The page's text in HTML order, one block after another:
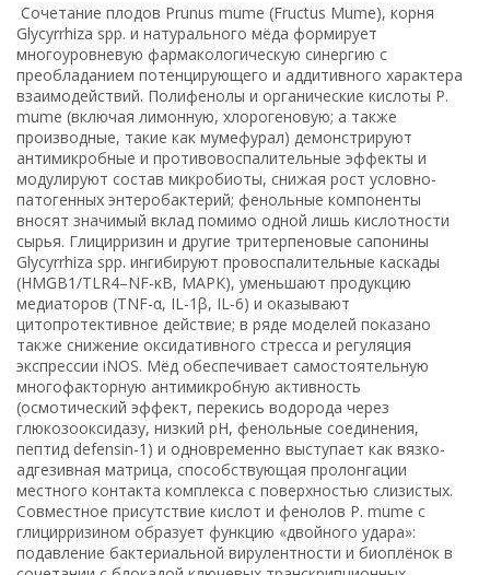
Сочетание плодов Prunus mume (Fructus Mume), корня
Glycyrrhiza spp. и натурального мёда формирует
многоуровневую фармакологическую синергию с
преобладанием потенцирующего и аддитивного характера
взаимодействий. Полифенолы и органические кислоты P.
mume (включая лимонную, хлорогеновую; а также
производные, такие как мумефурал) демонстрируют
антимикробные и противовоспалительные эффекты и
модулируют состав микробиоты, снижая рост условно-
патогенных энтеробактерий; фенольные компоненты
вносят значимый вклад помимо одной лишь кислотности
сырья. Глицирризин и другие тритерпеновые сапонины
Glycyrrhiza spp. ингибируют провоспалительные каскады
(HMGB1/TLR4–NF-κB, MAPK), уменьшают продукцию
медиаторов (TNF-α, IL-1β, IL-6) и оказывают
цитопротективное действие; в ряде моделей показано
также снижение оксидативного стресса и регуляция
экспрессии iNOS. Мёд обеспечивает самостоятельную
многофакторную антимикробную активность
(осмотический эффект, перекись водорода через
глюкозооксидазу, низкий pH, фенольные соединения,
пептид defensin-1) и одновременно выступает как вязко-
адгезивная матрица, способствующая пролонгации
местного контакта комплекса с поверхностью слизистых.
Совместное присутствие кислот и фенолов P. mume с
глицирризином образует функцию «двойного удара»:
подавление бактериальной вирулентности и биоплёнок в